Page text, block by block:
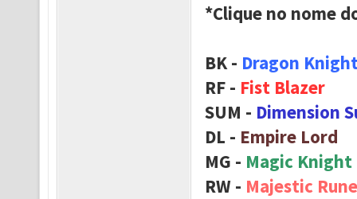
*Clique no nome
BK - Dragon
RF - Fist Blazer
SUM - Dimension
DL - Empire Lord
MG - Magic Knight
RW - Majestic